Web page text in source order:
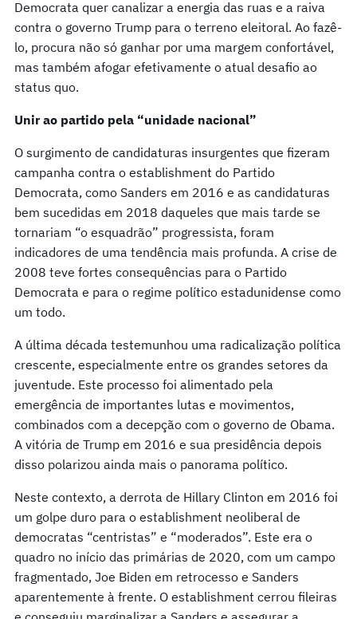
Democrata quer canalizar a energia das ruas e a raiva
contra o governo Trump para o terreno eleitoral. Ao fazê-
lo, procura não só ganhar por uma margem confortável,
mas também afogar efetivamente o atual desafio ao
status quo.
Unirao partido pela “unidade nacional”
O surgimento de candidaturas insurgentes que fizeram
campanha contra o establishment do Partido
Democrata, como Sanders em 2016 e as candidaturas
bem sucedidas em 2018 daqueles que mais tarde se
tornariam “o esquadrão” progressista, foram
indicadores de uma tendência mais profunda. A crise de
2008 teve fortes consequências para o Partido
Democrata e para o regime político estadunidense como
um todo.
A última década testemunhou uma radicalização política
crescente, especialmente entre os grandes setores da
juventude. Este processo foi alimentado pela
emergência de importantes lutas e movimentos,
combinados com a decepção com o governo de Obama.
A vitória de Trump em 2016 e sua presidência depois
disso polarizou ainda mais o panorama político.
Neste contexto, a derrota de Hillary Clinton em 2016 foi
um golpe duro para o establishment neoliberal de
democratas “centristas” e “moderados”. Este era o
quadro no início das primárias de 2020, com um campo
fragmentado, Joe Biden em retrocesso e Sanders
aparentemente à frente. O establishment cerrou fileiras